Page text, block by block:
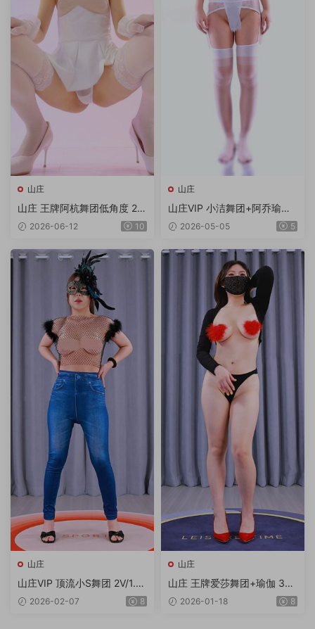
山庄
山庄 王牌阿杭舞团低角度 2V/
1.92G2026-06-12 10
山庄
山庄VIP 小洁舞团+阿乔瑜伽
合集 6V/6.99G/4K
2026-05-05 5
山庄
山庄VIP 顶流小S舞团 2V/1.7
3G/4K
2026-02-07 8
山庄
山庄 王牌爱莎舞团+瑜伽 3V
2.44G2026-01-18 8